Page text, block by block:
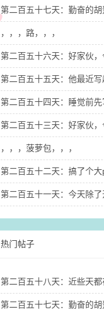
第二百五十七天：勤奋的
，，，路，，，
第二百五十六天：好家伙
第二百五十五天：他最近写
第二百五十四天：睡觉前
第二百五十三天：好家伙
，，，菠萝包，，，
第二百五十二天：搞了个
第二百五十一天：今天除
热门帖子
第二百五十八天：近些天
第二百五十七天：勤奋的